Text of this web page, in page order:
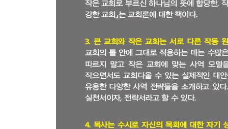
14. 작은 교회를 위한 제자 양육과 멘토링을 생각하
계획이 중요한 이유 | 계획 수립의 단계들
16. 교회 안에서만이 아니라 교회 밖에서도 사역하
뒷마당 바비큐 청소년 모임 | 우리의 사명은
지역사회의 단체들과 공조하라| 안일한 곳에서
17. 우리 교회는 이미 충분히 크다